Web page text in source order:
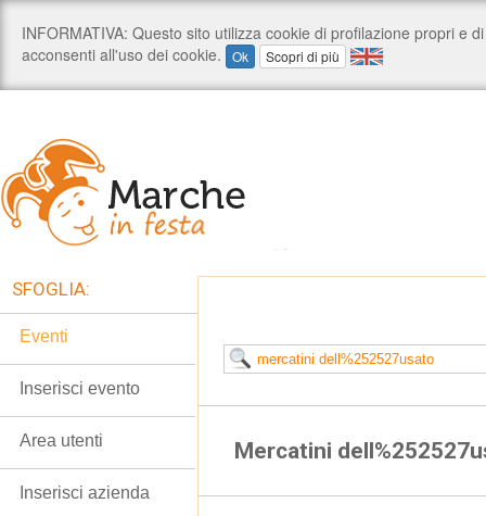
Mercatini
SFOGLIA:
Eventi
Inserisci evento
Area utenti
Inserisci azienda